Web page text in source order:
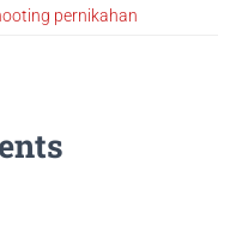
pernikahan